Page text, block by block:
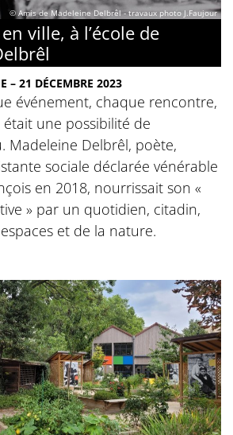
© Amis de Madeleine Delbrêl - travaux photo J.Faujour
ville, à l’école de
– 21 DÉCEMBRE 2023
événement, chaque rencontre,
une possibilité de
Madeleine Delbrêl, poète,
sociale déclarée vénérable
en 2018, nourrissait son «
» par un quotidien, citadin,
et de la nature.